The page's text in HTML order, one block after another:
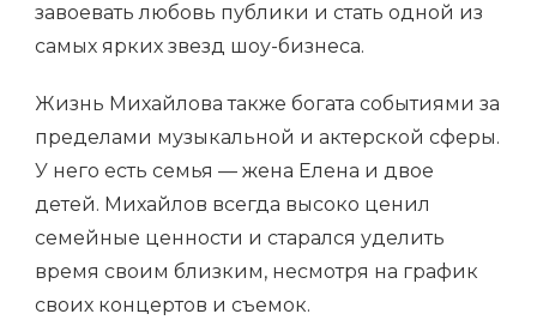
завоевать любовь публики и стать одной из
самых ярких звезд шоу-бизнеса.
Жизнь Михайлова также богата событиями за
пределами музыкальной и актерской сферы.
У него есть семья — жена Елена и двое
детей. Михайлов всегда высоко ценил
семейные ценности и старался уделить
время своим близким, несмотря на график
своих концертов и съемок.